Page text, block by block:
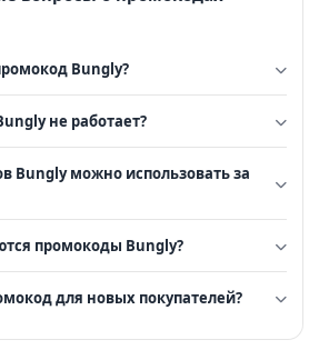
Bungly?
не работает?
Bungly можно использовать за
промокоды Bungly?
для новых покупателей?